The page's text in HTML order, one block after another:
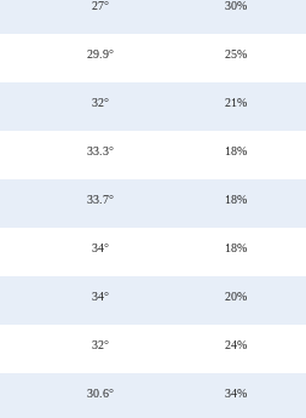
27°
30%
29.9°
25%
32°
21%
33.3°
18%
33.7°
18%
34°
18%
34°
20%
32°
24%
30.6°
34%